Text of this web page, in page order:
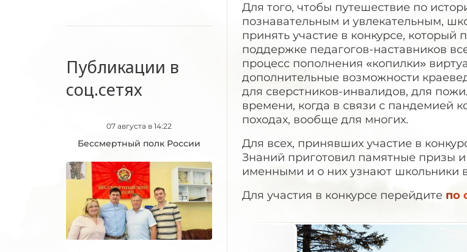
Публикации в
соц.сетях
07 августа в 14:22
Бессмертный полк России
Для того, чтобы путешествие по
познавательным и увлекательным,
принять участие в конкурсе,
поддержке педагогов-наставников
процесс пополнения «копилки»
дополнительные возможности
для сверстников-инвалидов, для
времени, когда в связи с пандемией
походах, вообще для многих.
Для всех, принявших участие в
Знаний приготовил памятные призы
именными и о них узнают школьники
Для участия в конкурсе перейдите по